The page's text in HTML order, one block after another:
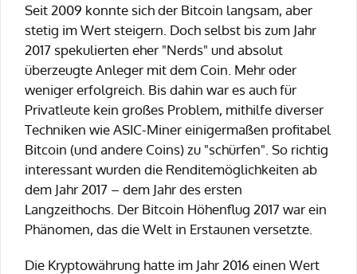
Seit 2009 konnte sich der Bitcoin langsam, aber
stetig im Wert steigern. Doch selbst bis zum Jahr
2017 spekulierten eher "Nerds" und absolut
überzeugte Anleger mit dem Coin. Mehr oder
weniger erfolgreich. Bis dahin war es auch für
Privatleute kein großes Problem, mithilfe diverser
Techniken wie ASIC-Miner einigermaßen profitabel
Bitcoin (und andere Coins) zu "schürfen". So richtig
interessant wurden die Renditemöglichkeiten ab
dem Jahr 2017 – dem Jahr des ersten
Langzeithochs. Der Bitcoin Höhenflug 2017 war ein
Phänomen, das die Welt in Erstaunen versetzte.
Die Kryptowährung hatte im Jahr 2016 einen Wert